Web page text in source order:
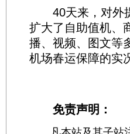
40天来，对外提
扩大了自助值机、
播、视频、图文等
机场春运保障的实
免责声明：